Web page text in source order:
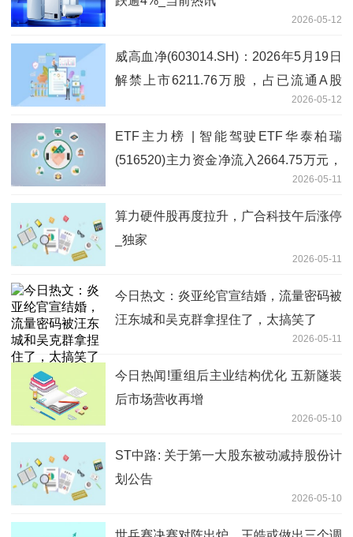
2026-05-12
威高血净(603014.SH)：2026年5月19日
解禁上市6211.76万股，占已流通A股
2026-05-12
ETF主力榜 | 智能驾驶ETF华泰柏瑞
(516520)主力资金净流入2664.75万元，
2026-05-11
算力硬件股再度拉升，广合科技午后涨停
_独家
2026-05-11
今日热文：炎亚纶官宣结婚，流量密码被
汪东城和吴克群拿捏住了，太搞笑了
2026-05-11
今日热闻!重组后主业结构优化 五新隧装
后市场营收再增
2026-05-10
ST中路: 关于第一大股东被动减持股份计
划公告
2026-05-10